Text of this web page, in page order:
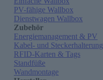
PV-fähige Wallbox
Dienstwagen Wallbox
Zubehör
Energiemanagement & PV
Kabel- und Steckerhalterung
RFID-Karten & Tags
Standfüße
Wandmontage